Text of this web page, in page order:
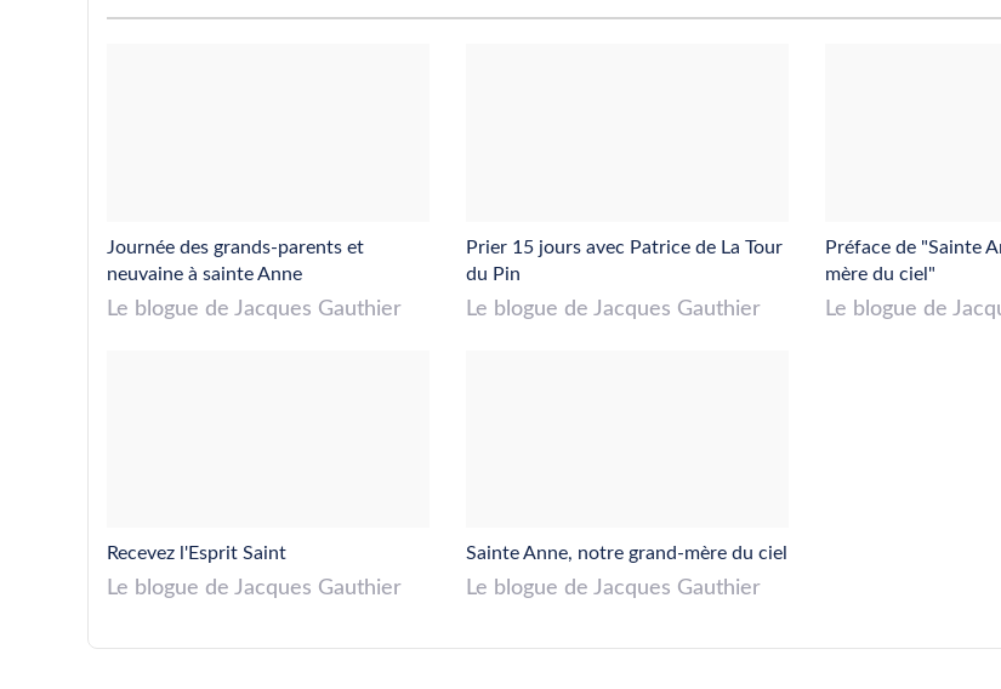
Journée des grands-parents et
neuvaine à sainte Anne
Le blogue de Jacques Gauthier
Prier 15 jours avec Patrice de La Tour
du Pin
Le blogue de Jacques Gauthier
Préface de "Sainte
mère du ciel"
Le blogue de
Recevez l'Esprit Saint
Le blogue de Jacques Gauthier
Sainte Anne, notre grand-mère du ciel
Le blogue de Jacques Gauthier